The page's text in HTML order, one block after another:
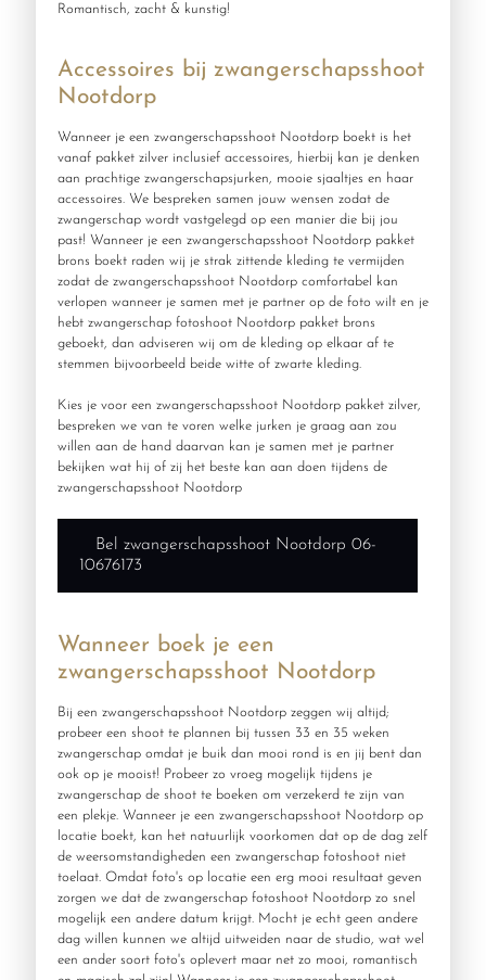
Romantisch, zacht & kunstig!
Accessoires bij zwangerschapsshoot
Nootdorp
Wanneer je een zwangerschapsshoot Nootdorp boekt is het
vanaf pakket zilver inclusief accessoires, hierbij kan je denken
aan prachtige zwangerschapsjurken, mooie sjaaltjes en haar
accessoires. We bespreken samen jouw wensen zodat de
zwangerschap wordt vastgelegd op een manier die bij jou
past! Wanneer je een zwangerschapsshoot Nootdorp pakket
brons boekt raden wij je strak zittende kleding te vermijden
zodat de zwangerschapsshoot Nootdorp comfortabel kan
verlopen wanneer je samen met je partner op de foto wilt en je
hebt zwangerschap fotoshoot Nootdorp pakket brons
geboekt, dan adviseren wij om de kleding op elkaar af te
stemmen bijvoorbeeld beide witte of zwarte kleding.
Kies je voor een zwangerschapsshoot Nootdorp pakket zilver,
bespreken we van te voren welke jurken je graag aan zou
willen aan de hand daarvan kan je samen met je partner
bekijken wat hij of zij het beste kan aan doen tijdens de
zwangerschapsshoot Nootdorp
Bel zwangerschapsshoot Nootdorp 06-
10676173
Wanneer boek je een
zwangerschapsshoot Nootdorp
Bij een zwangerschapsshoot Nootdorp zeggen wij altijd;
probeer een shoot te plannen bij tussen 33 en 35 weken
zwangerschap omdat je buik dan mooi rond is en jij bent dan
ook op je mooist! Probeer zo vroeg mogelijk tijdens je
zwangerschap de shoot te boeken om verzekerd te zijn van
een plekje. Wanneer je een zwangerschapsshoot Nootdorp op
locatie boekt, kan het natuurlijk voorkomen dat op de dag zelf
de weersomstandigheden een zwangerschap fotoshoot niet
toelaat. Omdat foto's op locatie een erg mooi resultaat geven
zorgen we dat de zwangerschap fotoshoot Nootdorp zo snel
mogelijk een andere datum krijgt. Mocht je echt geen andere
dag willen kunnen we altijd uitweiden naar de studio, wat wel
een ander soort foto's oplevert maar net zo mooi, romantisch